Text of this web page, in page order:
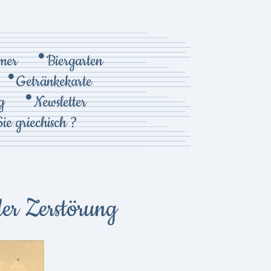
Biergarten
Getränkekarte
Newsletter
griechisch ?
Zerstörung